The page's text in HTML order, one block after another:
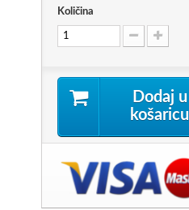
Količina
Dodaj u
košaricu